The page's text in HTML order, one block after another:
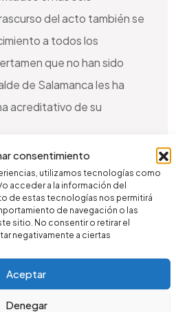
consentimiento
utilizamos tecnologías como
acceder a la información del
de estas tecnologías nos permitirá
de navegación o las
sitio. No consentir o retirar el
negativamente a ciertas
Aceptar
Denegar
del acto también se
a todos los
que no han sido
de Salamanca les ha
acreditativo de su
los seis comercios
de Cabo,
Köseri, Flores España,
y Peletería Galante. Las
con 2.000 euros cada
con una dotación
euros.